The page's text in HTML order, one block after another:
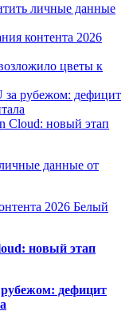
личные данные
контента 2026
цветы к
рубежом: дефицит
Cloud: новый этап
данные от
2026 Белый
новый этап
дефицит